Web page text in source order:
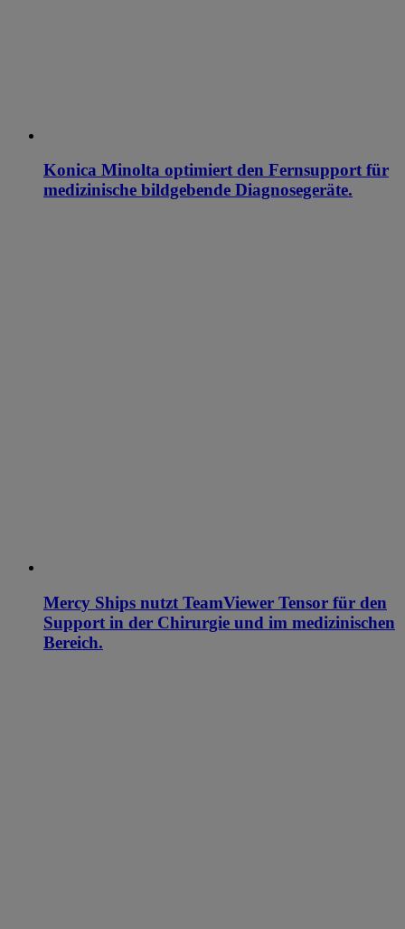
Konica Minolta optimiert den Fernsupport für
medizinische bildgebende Diagnosegeräte.
Mercy Ships nutzt TeamViewer Tensor für den
Support in der Chirurgie und im medizinischen
Bereich.